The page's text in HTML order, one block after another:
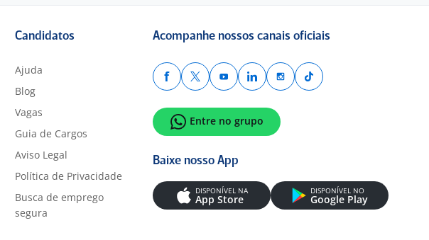
Candidatos
Ajuda
Blog
Vagas
Guia de Cargos
Aviso Legal
Política de Privacidade
Busca de emprego
segura
Acompanhe nossos canais oficiais
Entre no grupo
Baixe nosso App
DISPONÍVEL NA
App Store
DISPONÍVEL NO
Google Play